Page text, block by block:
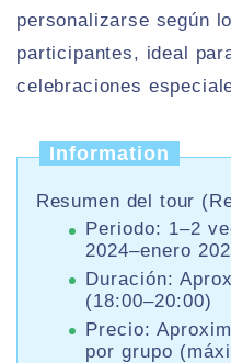
personalizarse según
participantes, ideal
celebraciones
Information
Resumen del tour
Periodo: 1–2
2024–enero
Duración:
(18:00–20:00)
Precio:
por grupo